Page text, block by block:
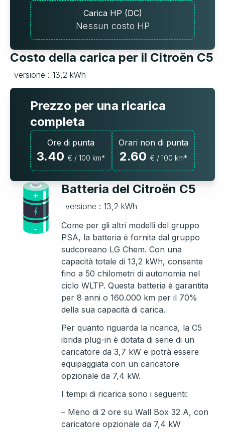
Carica HP (DC)
Nessun costo HP
Costo della carica per il Citroën C5
versione : 13,2 kWh
Prezzo per una ricarica
completa
Ore di punta
3.40 € / 100 km*
Orari non di punta
2.60 € / 100 km*
Batteria del Citroën C5
versione : 13,2 kWh
Come per gli altri modelli del gruppo
PSA, la batteria è fornita dal gruppo
sudcoreano LG Chem. Con una
capacità totale di 13,2 kWh, consente
fino a 50 chilometri di autonomia nel
ciclo WLTP. Questa batteria è garantita
per 8 anni o 160.000 km per il 70%
della sua capacità di carica.
Per quanto riguarda la ricarica, la C5
ibrida plug-in è dotata di serie di un
caricatore da 3,7 kW e potrà essere
equipaggiata con un caricatore
opzionale da 7,4 kW.
I tempi di ricarica sono i seguenti:
– Meno di 2 ore su Wall Box 32 A, con
caricatore opzionale da 7,4 kW